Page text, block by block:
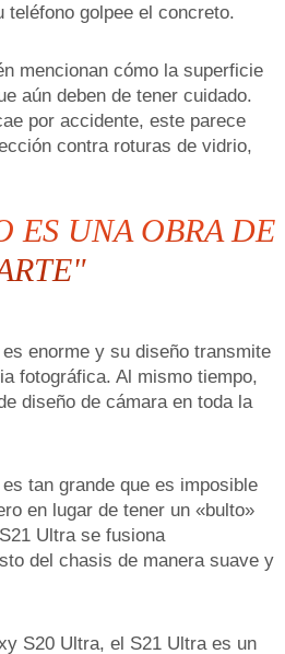
teléfono golpee el concreto.
mencionan cómo la superficie
aún deben de tener cuidado.
por accidente, este parece
contra roturas de vidrio,
ES UNA OBRA DE
enorme y su diseño transmite
fotográfica. Al mismo tiempo,
diseño de cámara en toda la
tan grande que es imposible
en lugar de tener un «bulto»
Ultra se fusiona
del chasis de manera suave y
S20 Ultra, el S21 Ultra es un